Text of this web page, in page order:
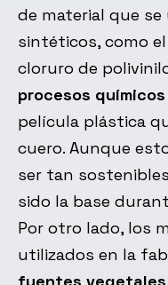
de material que se
sintéticos, como
cloruro de
procesos químicos
película plástica
cuero. Aunque
ser tan
sido la base
Por otro lado, los
utilizados en la